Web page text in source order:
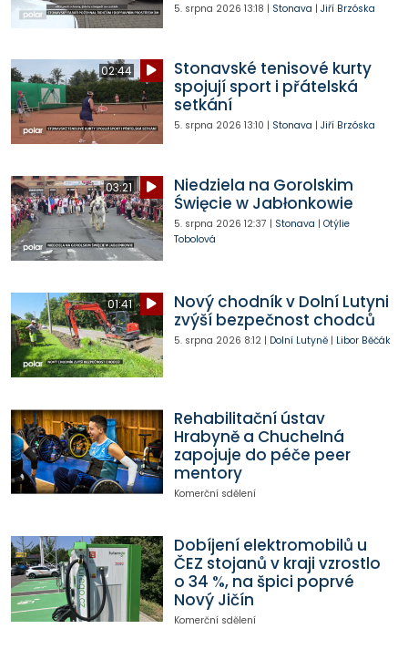
5. srpna 2026 13:18 | Stonava | Jiří Brzóska
02:44
Stonavské tenisové kurty
spojují sport i přátelská
setkání
5. srpna 2026 13:10 | Stonava | Jiří Brzóska
03:21
Niedziela na Gorolskim
Święcie w Jabłonkowie
5. srpna 2026 12:37 | Stonava | Otýlie
Tobolová
01:41
Nový chodník v Dolní Lutyni
zvýší bezpečnost chodců
5. srpna 2026 8:12| Dolní Lutyně| Libor Běčák
Rehabilitační ústav
Hrabyně a Chuchelná
zapojuje do péče peer
mentory
Komerční sdělení
Dobíjení elektromobilů u
ČEZ stojanů v kraji vzrostlo
o 34 %, na špici poprvé
Nový Jičín
Komerční sdělení